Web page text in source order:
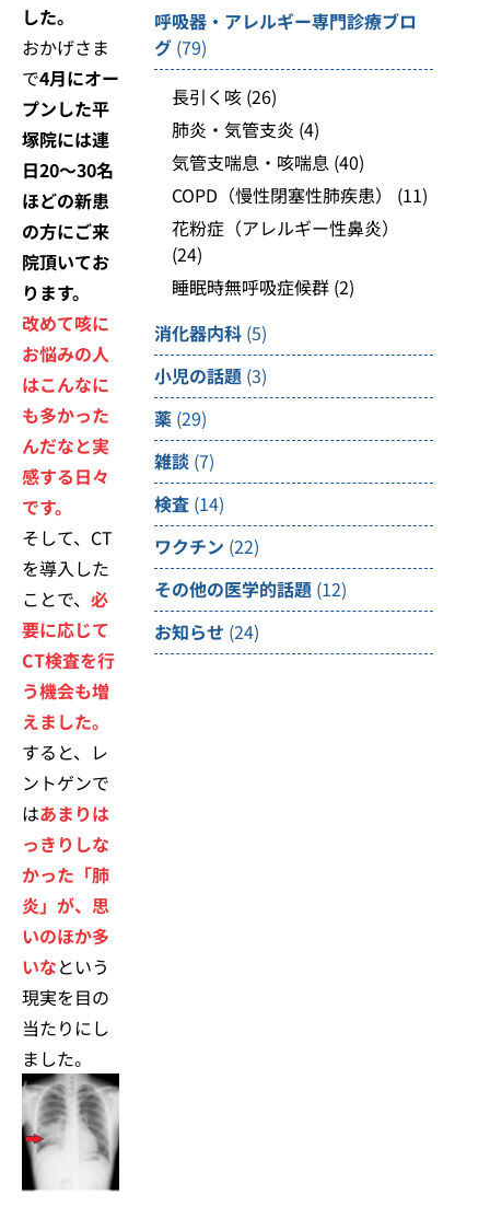
した。
おかげさま
で4月にオー
プンした平
塚院には連
日20～30名
ほどの新患
の方にご来
院頂いてお
ります。
改めて咳に
お悩みの人
はこんなに
も多かった
んだなと実
感する日々
です。
そして、CT
を導入した
ことで、 必
要に応じて
CT検査を行
う機会も増
えました。
すると、レ
ントゲンで
はあまりは
っきりしな
かった「肺
炎」が、思
いのほか多
いなという
現実を目の
当たりにし
ました。
呼吸器・アレルギー専門診療ブロ
グ (79)
長引く咳 (26)
肺炎・気管支炎 (4)
気管支喘息・咳喘息 (40)
COPD（慢性閉塞性肺疾患）
(11)
花粉症（アレルギー性鼻炎）
(24)
睡眠時無呼吸症候群 (2)
消化器内科 (5)
小児の話題 (3)
薬 (29)
雑談 (7)
検査 (14)
ワクチン (22)
その他の医学的話題 (12)
お知らせ (24)